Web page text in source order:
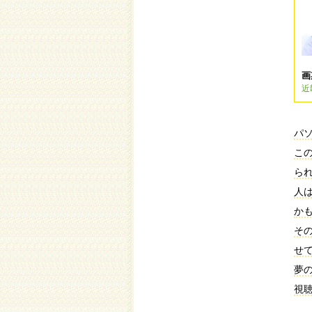
近
パ
こ
ら
人
か
そ
せ
夢
視